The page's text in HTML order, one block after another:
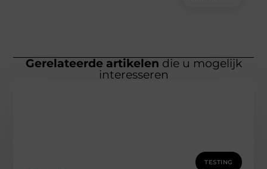
Gerelateerde artikelen die u mogelijk
interesseren
TESTING